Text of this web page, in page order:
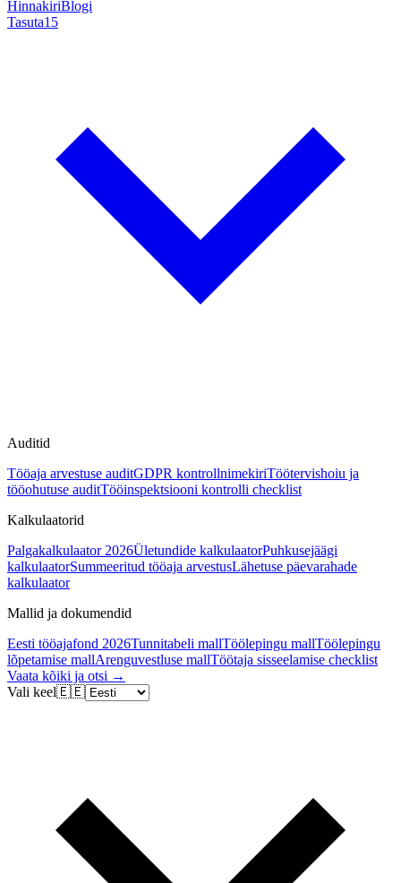
HinnakiriBlogi
Tasuta15
Auditid
Tööaja arvestuse auditGDPR kontrollnimekiriTöötervishoiu ja
tööohutuse auditTööinspektsiooni kontrolli checklist
Kalkulaatorid
Palgakalkulaator 2026Ületundide kalkulaatorPuhkusejäägi
kalkulaatorSummeeritud tööaja arvestusLähetuse päevarahade
kalkulaator
Mallid ja dokumendid
Eesti tööajafond 2026Tunnitabeli mallTöölepingu mallTöölepingu
lõpetamise mallArenguvestluse mallTöötaja sisseelamise checklist
Vaata kõiki ja otsi →
Vali keel🇪🇪